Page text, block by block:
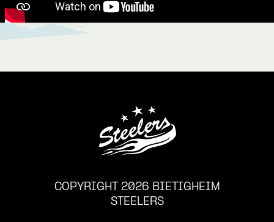
COPYRIGHT 2026 BIETIGHEIM
STEELERS